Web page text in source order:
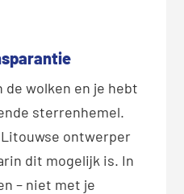
de wolken en je hebt
sterrenhemel.
ontwerper
dit mogelijk is. In
– niet met je